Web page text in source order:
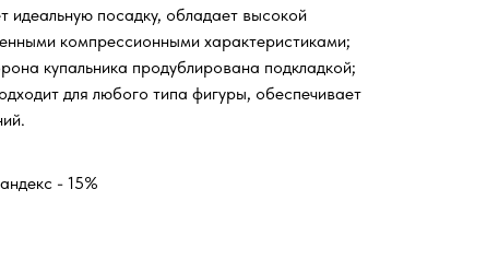
идеальную посадку, обладает высокой
компрессионными характеристиками;
купальника продублирована подкладкой;
для любого типа фигуры, обеспечивает
- 15%